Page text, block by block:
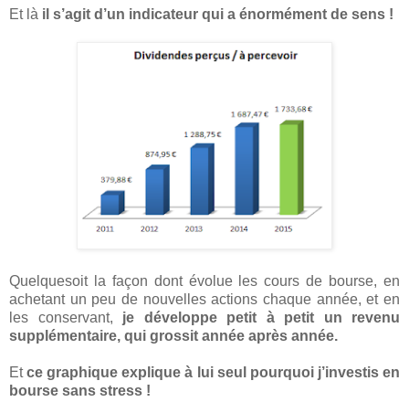
Et là il s’agit d’un indicateur qui a énormément de sens !
Quelquesoit la façon dont évolue les cours de bourse, en
achetant un peu de nouvelles actions chaque année, et en
les conservant, je développe petit à petit un revenu
supplémentaire, qui grossit année après année.
Etce graphique explique à lui seul pourquoi j’investis en
bourse sans stress !